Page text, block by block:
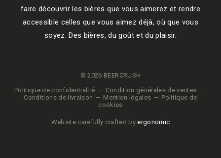
faire découvrir les bières que vous aimerez et rendre
accessible celles que vous aimez déjà, où que vous
soyez. Des bières, du goût et du plaisir.
© 2026 BEERCRUSH
Politique de confidentialité
Condition générales de ventes
Conditions de livraison
Mention légales
Politique de
cookies
Website carefully crafted byergonomic